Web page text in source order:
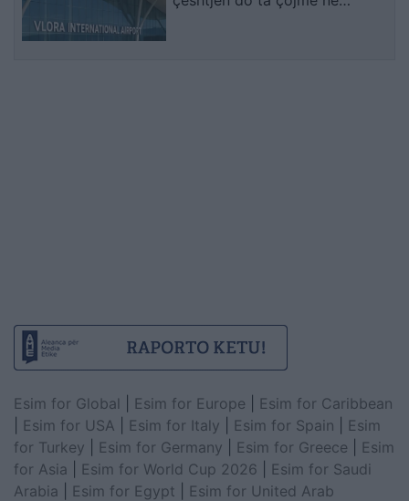
Esim for Global Esim for Europe
Esim for Caribbean
Esim for USA Esim for Italy Esim for Spain
Esim
for Turkey
Esim for Germany Esim for Greece
Esim
for Asia
Esim for World Cup 2026
Esim for Saudi
Arabia
Esim for Egypt
Esim for United Arab